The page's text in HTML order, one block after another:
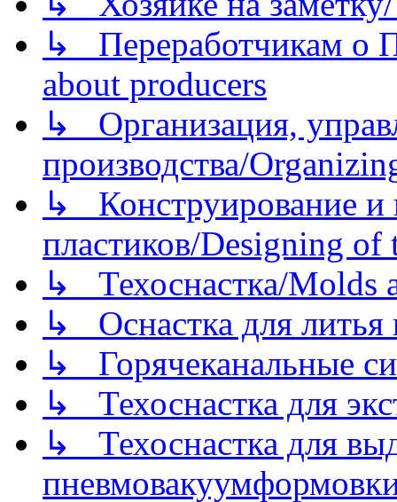
↳ Переработчикам о
about producers
↳ Организация,
производства/
↳ Конструирование и
пластиков/Designing of
↳ Техоснастка/Molds
↳ Оснастка для литья
↳ Горячеканальные
↳ Техоснастка для
↳ Техоснастка для